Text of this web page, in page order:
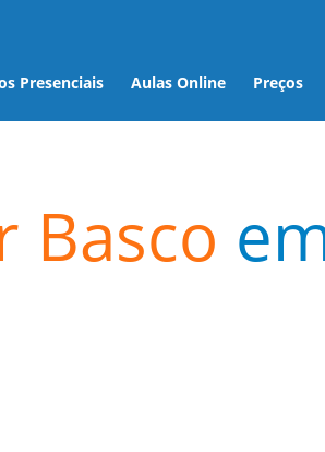
Presenciais Aulas Online Preços
Basco